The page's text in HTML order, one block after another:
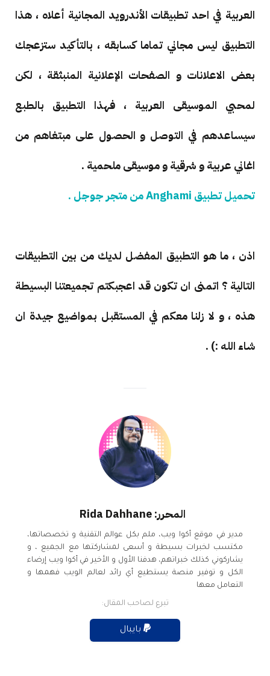
العربية في احد تطبيقات الأندرويد المجانية أعلاه ، هذا
التطبيق ليس مجاني تماما كسابقه ، بالتأكيد ستزعجك
بعض الاعلانات و الصفحات الإعلانية المنبثقة ، لكن
لمحبي الموسيقى العربية ، فهذا التطبيق بالطبع
سيساعدهم في التوصل و الحصول على مبتغاهم من
اغاني عربية و شرقية و موسيقى ملحمية .
تحميل تطبيق Anghami من متجر جوجل .
اذن ، ما هو التطبيق المفضل لديك من بين التطبيقات
التالية ؟ اتمنى ان تكون قد اعجبكتم تجميعتنا البسيطة
هذه ، و لا زلنا معكم في المستقبل بمواضيع جيدة ان
شاء الله :) .
المحرر: Rida Dahhane
مدير في موقع أكوا ويب، ملم بكل عوالم التقنية و تخصصاتها،
مكتسب لخبرات بسيطة و أسعى لمشاركتها مع الجميع ، و
يشاركوني كذلك خبراتهم، هدفنا الأول و الأخير في أكوا ويب إرضاء
الكل و توفير منصة يستطيع أي رائد لعالم الويب فهمها و
التعامل معها
تبرع لصاحب المقال: